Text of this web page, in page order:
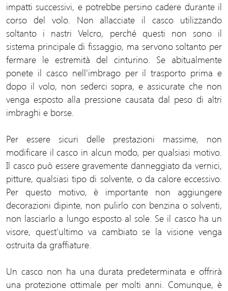
impatti successivi, e potrebbe persino cadere durante il
corso del volo. Non allacciate il casco utilizzando
soltanto i nastri Velcro, perché questi non sono il
sistema principale di fissaggio, ma servono soltanto per
fermare le estremità del cinturino. Se abitualmente
ponete il casco nell'imbrago per il trasporto prima e
dopo il volo, non sederci sopra, e assicurate che non
venga esposto alla pressione causata dal peso di altri
imbraghi e borse.
Per essere sicuri delle prestazioni massime, non
modificare il casco in alcun modo, per qualsiasi motivo.
Il casco può essere gravemente danneggiato da vernici,
pitture, qualsiasi tipo di solvente, o da calore eccessivo.
Per questo motivo, è importante non aggiungere
decorazioni dipinte, non pulirlo con benzina o solventi,
non lasciarlo a lungo esposto al sole. Se il casco ha un
visore, quest'ultimo va cambiato se la visione venga
ostruita da graffiature.
Un casco non ha una durata predeterminata e offrirà
una protezione ottimale per molti anni. Comunque, è